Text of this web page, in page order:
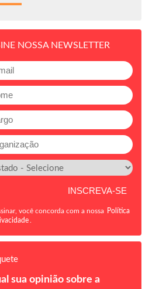
NOSSA NEWSLETTER
você concorda com a nossa Política
sua opinião sobre a